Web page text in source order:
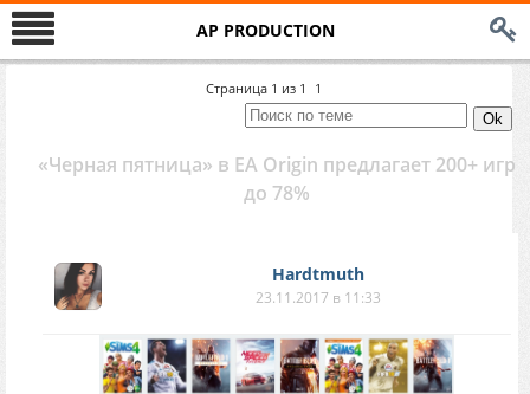
AP PRODUCTION
Страница 1 из 1 1
«Черная пятница» в EA Origin предлагает 200+ игр
до 78%
Hardtmuth
23.11.2017 в 11:33